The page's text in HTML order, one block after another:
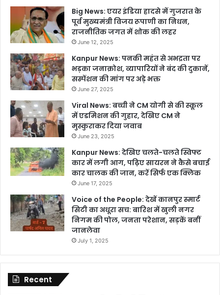
Big News: एयर इंडिया हादसे में गुजरात के
पूर्व मुख्यमंत्री विजय रूपाणी का निधन,
राजनीतिक जगत में शोक की लहर
June 12, 2025
Kanpur News: पनकी महंत से अभद्रता पर
भड़का जनाक्रोश, व्यापारियों ने बंद की दुकानें,
सस्पेंशन की मांग पर अड़े भक्त
June 27, 2025
Viral News: बच्ची ने CM योगी से की स्कूल
में एडमिशन की गुहार, देखिए CM ने
मुस्कुराकर दिया जवाब
June 23, 2025
Kanpur News: देखिए चलते-चलते स्विफ्ट
कार में लगी आग, पढ़िए सायरन ने कैसे बचाई
कार चालक की जान, करें सिर्फ एक क्लिक
June 17, 2025
Voice of the People: देखें कानपुर स्मार्ट
सिटी का अधूरा सच: बारिश में खुली नगर
निगम की पोल, जनता परेशान, सड़कें बनीं
जानलेवा
July 1, 2025
Recent